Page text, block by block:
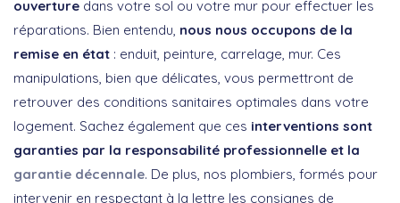
ouverture dans votre sol ou votre mur pour effectuer les
réparations. Bien entendu, nous nous occupons de la
remise en état : enduit, peinture, carrelage, mur. Ces
manipulations, bien que délicates, vous permettront de
retrouver des conditions sanitaires optimales dans votre
logement. Sachez également que ces interventions sont
garanties par la responsabilité professionnelle et la
garantie décennale. De plus, nos plombiers, formés pour
intervenir en respectant à la lettre les consignes de